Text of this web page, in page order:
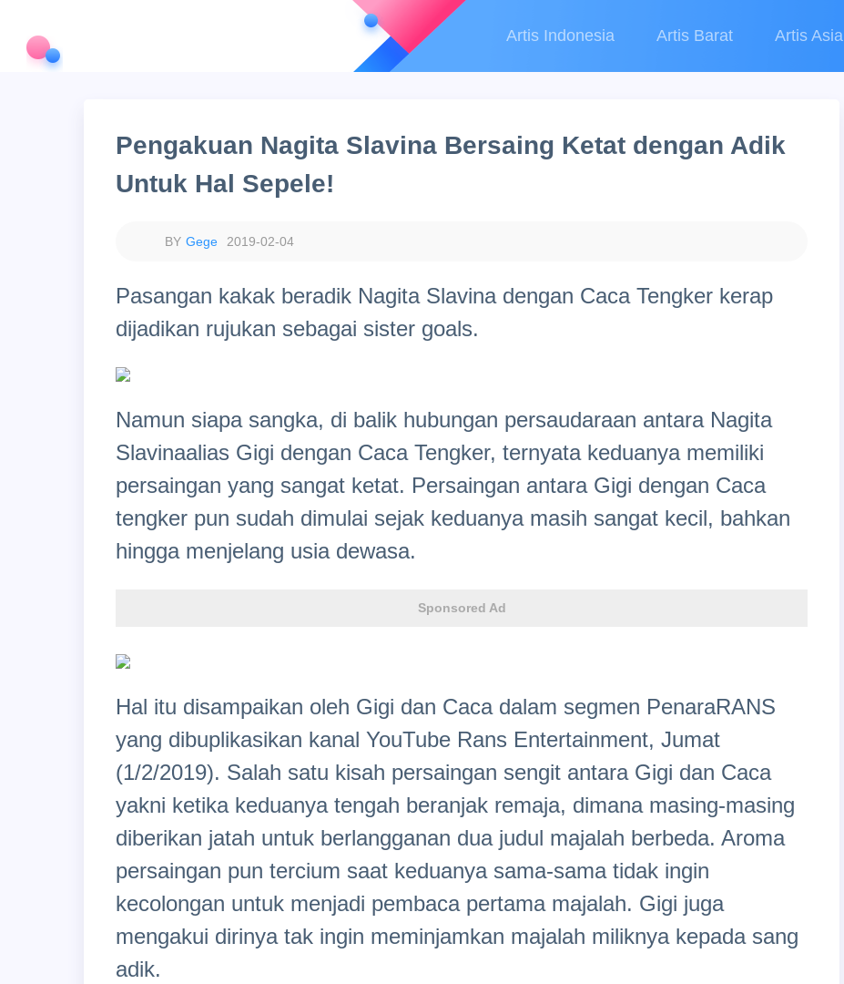
Artis Indonesia Artis Barat Artis Asia
Pengakuan Nagita Slavina Bersaing Ketat dengan Adik
Untuk Hal Sepele!
Gege 2019-02-04
Pasangan kakak beradik Nagita Slavina dengan Caca Tengker kerap
dijadikan rujukan sebagai sister goals.
Namun siapa sangka, di balik hubungan persaudaraan antara Nagita
Slavinaalias Gigi dengan Caca Tengker, ternyata keduanya memiliki
persaingan yang sangat ketat. Persaingan antara Gigi dengan Caca
tengker pun sudah dimulai sejak keduanya masih sangat kecil, bahkan
hingga menjelang usia dewasa.
Sponsored Ad
Hal itu disampaikan oleh Gigi dan Caca dalam segmen PenaraRANS
yang dibuplikasikan kanal YouTube Rans Entertainment, Jumat
(1/2/2019). Salah satu kisah persaingan sengit antara Gigi dan Caca
yakni ketika keduanya tengah beranjak remaja, dimana masing-masing
diberikan jatah untuk berlangganan dua judul majalah berbeda. Aroma
persaingan pun tercium saat keduanya sama-sama tidak ingin
kecolongan untuk menjadi pembaca pertama majalah. Gigi juga
mengakui dirinya tak ingin meminjamkan majalah miliknya kepada sang
adik.